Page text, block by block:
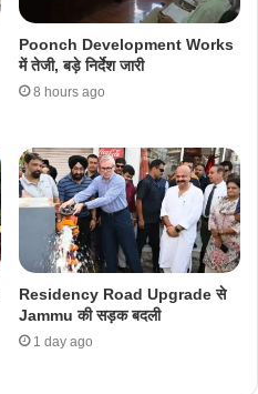
Poonch Development Works
में तेजी, बड़े निर्देश जारी
8 hours ago
Residency Road Upgrade से
Jammu की सड़क बदली
1 day ago